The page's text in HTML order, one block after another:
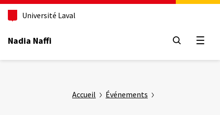
Aller
contenu
Université Laval
Nadia Naffi
Accueil Événements